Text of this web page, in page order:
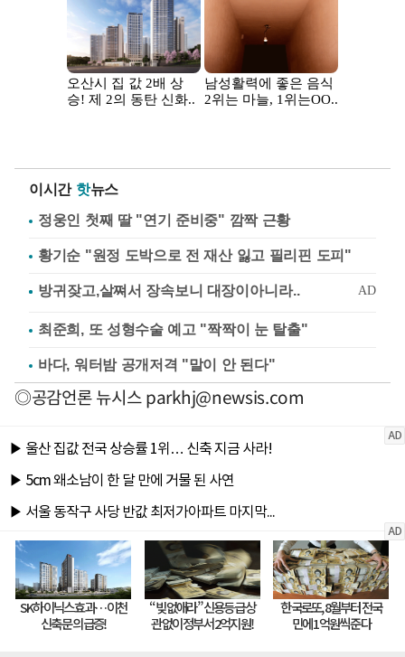
이시간 핫뉴스
정웅인 첫째 딸 "연기 준비중" 깜짝 근황
황기순 "원정 도박으로 전 재산 잃고 필리핀 도피"
최준희, 또 성형수술 예고 "짝짝이 눈 탈출"
바다, 워터밤 공개저격 "말이 안 된다"
◎공감언론 뉴시스parkhj@newsis.com